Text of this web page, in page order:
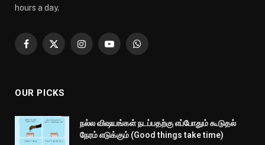
hours a day.
Facebook
X
InstagramYouTubeWhatsApp
OUR PICKS
நல்ல விஷயங்கள் நடப்பதற்கு எப்போதும் கூடுதல்
நேரம் எடுக்கும் (Good things take time)